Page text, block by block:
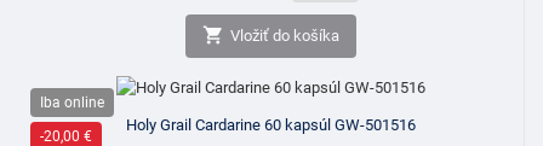
cena
 Vložiť do košíka
Iba online
-20,00 €
Holy Grail Cardarine 60 kapsúl GW-501516